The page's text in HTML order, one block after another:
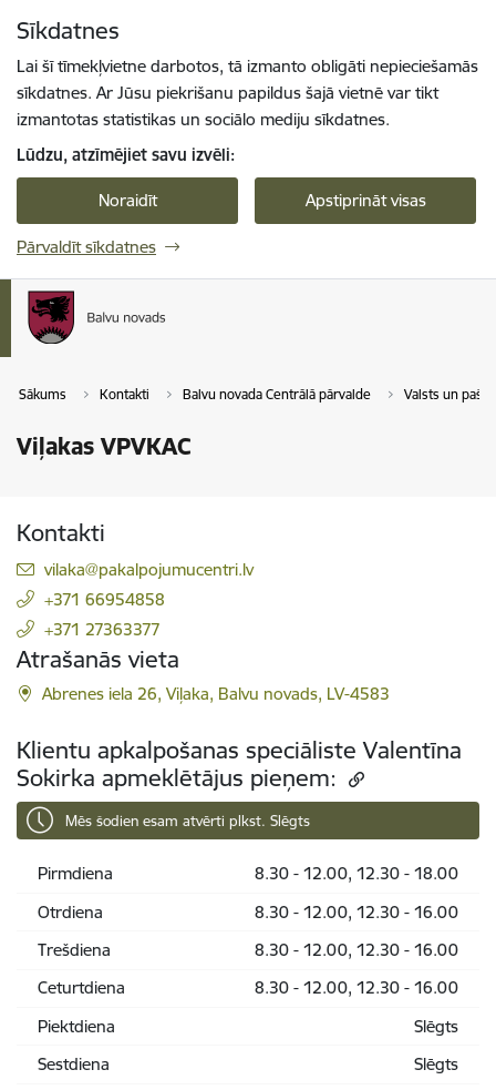
Sīkdatnes
Lai šī tīmekļvietne darbotos, tā izmanto obligāti nepieciešamās
sīkdatnes. Ar Jūsu piekrišanu papildus šajā vietnē var tikt
izmantotas statistikas un sociālo mediju sīkdatnes.
Lūdzu, atzīmējiet savu izvēli:
Noraidīt Apstiprināt visas
Pārvaldīt sīkdatnes
Sākums Kontakti Balvu novada Centrālā pārvalde Valsts un
Viļakas VPVKAC
Kontakti
E-pasts:
vilaka@pakalpojumucentri.lv
+371 66954858
+371 27363377
Atrašanās vieta
Abrenes iela 26, Viļaka, Balvu novads, LV-4583
Klientu apkalpošanas speciāliste Valentīna
Sokirka apmeklētājus pieņem:
Mēs šodien esam atvērti plkst. Slēgts
Pirmdiena
8.30 - 12.00, 12.30 - 18.00
Otrdiena
8.30 - 12.00, 12.30 - 16.00
Trešdiena
8.30 - 12.00, 12.30 - 16.00
Ceturtdiena
8.30 - 12.00, 12.30 - 16.00
Piektdiena
Slēgts
Sestdiena
Slēgts